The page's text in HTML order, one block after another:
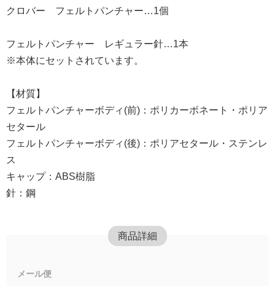
クロバー フェルトパンチャー…1個
フェルトパンチャー レギュラー針…1本
※本体にセットされています。
【材質】
フェルトパンチャーボディ(前)：ポリカーボネート・ポリア
セタール
フェルトパンチャーボディ(後)：ポリアセタール・ステンレ
ス
キャップ：ABS樹脂
針：鋼
商品詳細
メール便